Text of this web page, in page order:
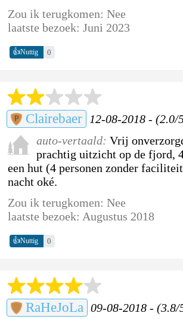
Zou ik terugkomen: Nee
laatste bezoek: Juni 2023
👍Nuttig 0
Clairebaer
12-08-2018 - (2.0/
auto-vertaald: Vrij
prachtig uitzicht op de fjord,
een hut (4 personen zonder
nacht oké.
Zou ik terugkomen: Nee
laatste bezoek: Augustus 2018
👍Nuttig 0
RaHeJoLa 09-08-2018 - (3.8/